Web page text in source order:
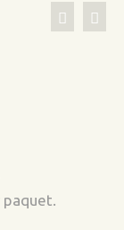
paquet.